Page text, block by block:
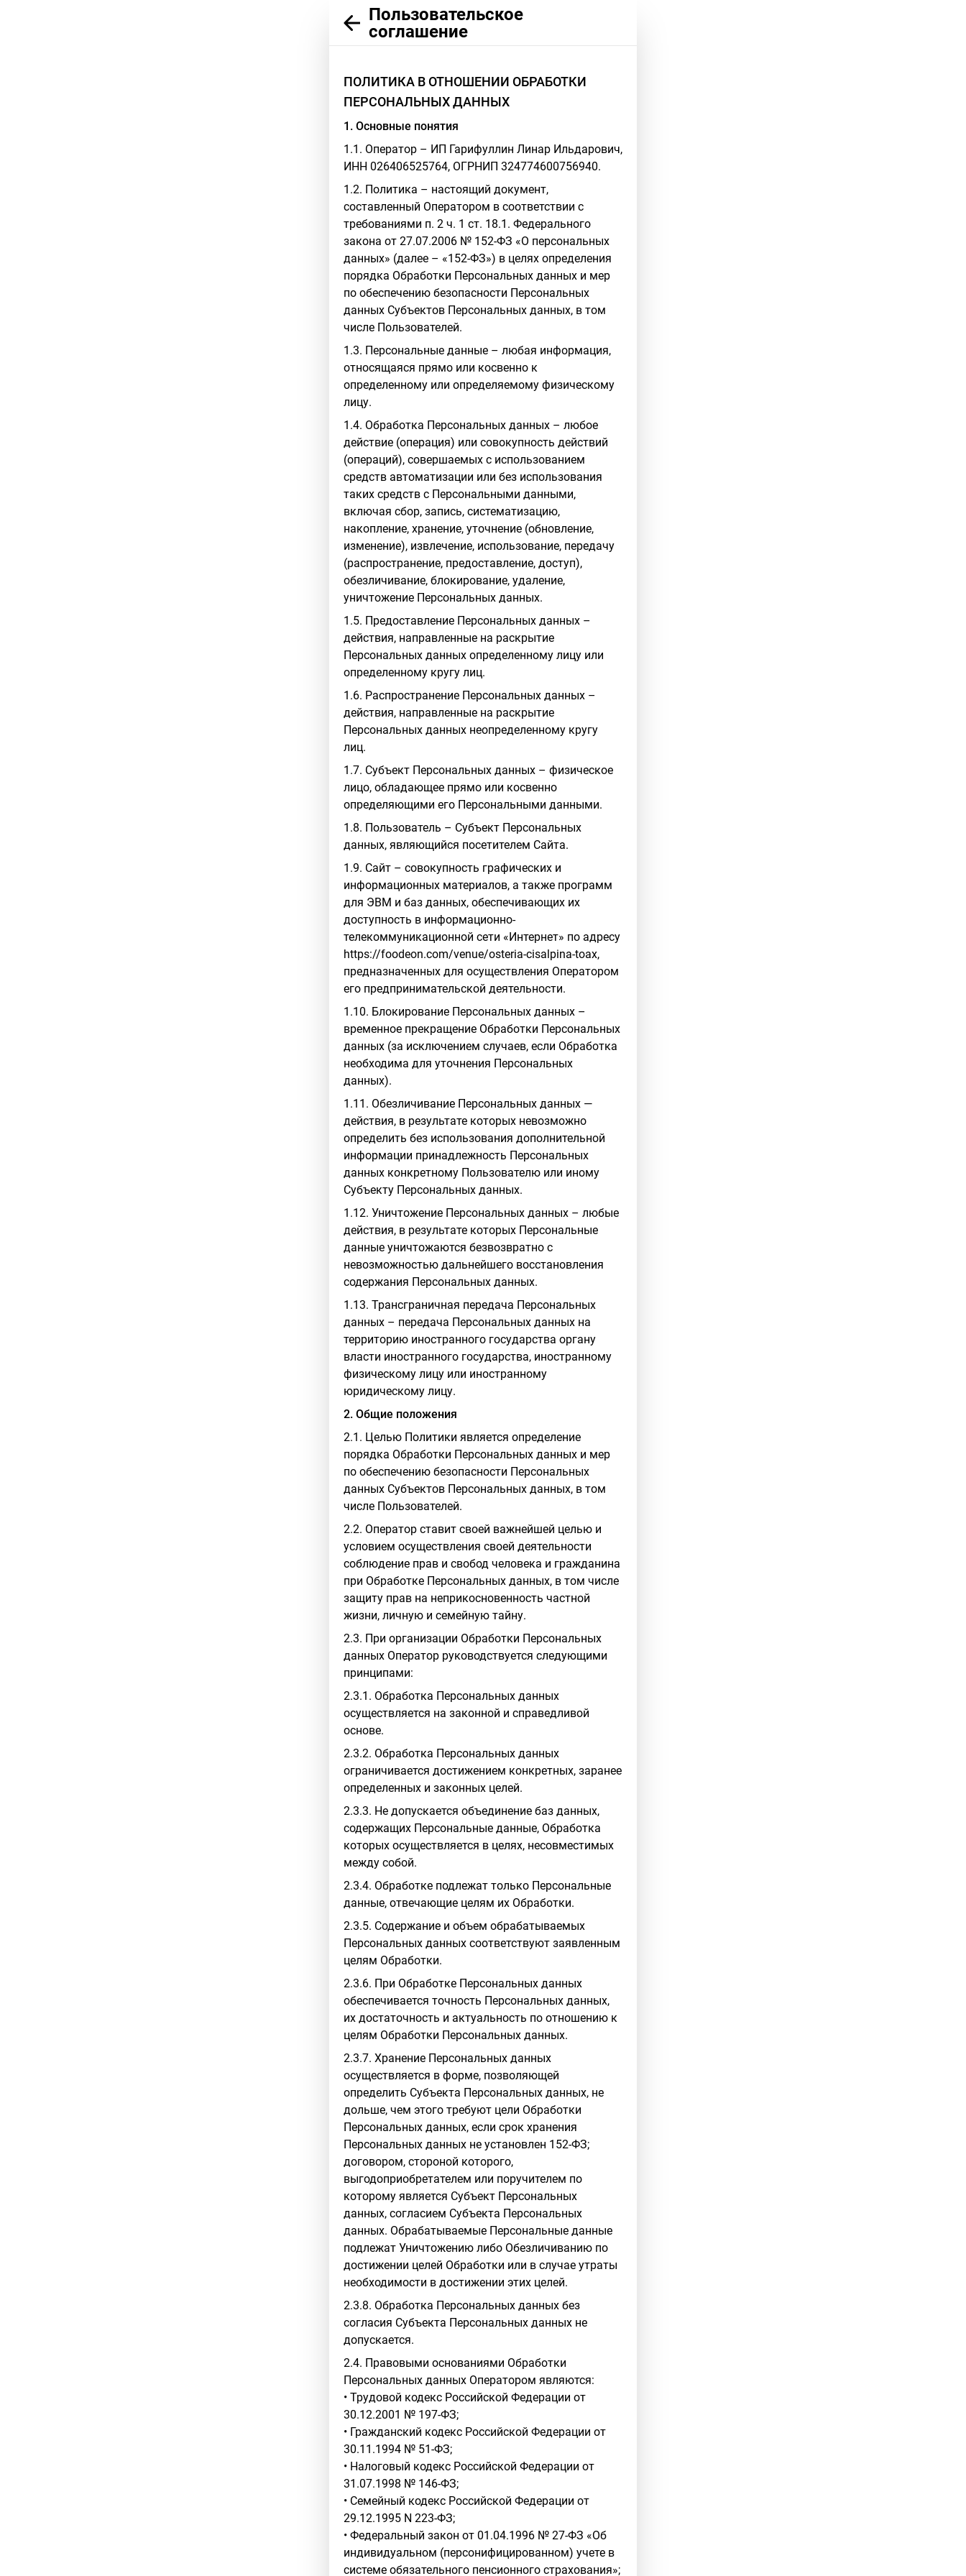
Пользовательское
соглашение
ПОЛИТИКА В ОТНОШЕНИИ ОБРАБОТКИ
ПЕРСОНАЛЬНЫХ ДАННЫХ
1. Основные понятия
1.1. Оператор – ИП Гарифуллин Линар Ильдарович,
ИНН 026406525764, ОГРНИП 324774600756940.
1.2. Политика – настоящий документ,
составленный Оператором в соответствии с
требованиями п. 2 ч. 1 ст. 18.1. Федерального
закона от 27.07.2006 № 152-ФЗ «О персональных
данных» (далее – «152-ФЗ») в целях определения
порядка Обработки Персональных данных и мер
по обеспечению безопасности Персональных
данных Субъектов Персональных данных, в том
числе Пользователей.
1.3. Персональные данные – любая информация,
относящаяся прямо или косвенно к
определенному или определяемому физическому
лицу.
1.4. Обработка Персональных данных – любое
действие (операция) или совокупность действий
(операций), совершаемых с использованием
средств автоматизации или без использования
таких средств с Персональными данными,
включая сбор, запись, систематизацию,
накопление, хранение, уточнение (обновление,
изменение), извлечение, использование, передачу
(распространение, предоставление, доступ),
обезличивание, блокирование, удаление,
уничтожение Персональных данных.
1.5. Предоставление Персональных данных –
действия, направленные на раскрытие
Персональных данных определенному лицу или
определенному кругу лиц.
1.6. Распространение Персональных данных –
действия, направленные на раскрытие
Персональных данных неопределенному кругу
лиц.
1.7. Субъект Персональных данных – физическое
лицо, обладающее прямо или косвенно
определяющими его Персональными данными.
1.8. Пользователь – Субъект Персональных
данных, являющийся посетителем Сайта.
1.9. Сайт – совокупность графических и
информационных материалов, а также программ
для ЭВМ и баз данных, обеспечивающих их
доступность в информационно-
телекоммуникационной сети «Интернет» по адресу
https://foodeon.com/venue/osteria-cisalpina-toax,
предназначенных для осуществления Оператором
его предпринимательской деятельности.
1.10. Блокирование Персональных данных –
временное прекращение Обработки Персональных
данных (за исключением случаев, если Обработка
необходима для уточнения Персональных
данных).
1.11. Обезличивание Персональных данных —
действия, в результате которых невозможно
определить без использования дополнительной
информации принадлежность Персональных
данных конкретному Пользователю или иному
Субъекту Персональных данных.
1.12. Уничтожение Персональных данных – любые
действия, в результате которых Персональные
данные уничтожаются безвозвратно с
невозможностью дальнейшего восстановления
содержания Персональных данных.
1.13. Трансграничная передача Персональных
данных – передача Персональных данных на
территорию иностранного государства органу
власти иностранного государства, иностранному
физическому лицу или иностранному
юридическому лицу.
2. Общие положения
2.1. Целью Политики является определение
порядка Обработки Персональных данных и мер
по обеспечению безопасности Персональных
данных Субъектов Персональных данных, в том
числе Пользователей.
2.2. Оператор ставит своей важнейшей целью и
условием осуществления своей деятельности
соблюдение прав и свобод человека и гражданина
при Обработке Персональных данных, в том числе
защиту прав на неприкосновенность частной
жизни, личную и семейную тайну.
2.3. При организации Обработки Персональных
данных Оператор руководствуется следующими
принципами:
2.3.1. Обработка Персональных данных
осуществляется на законной и справедливой
основе.
2.3.2. Обработка Персональных данных
ограничивается достижением конкретных, заранее
определенных и законных целей.
2.3.3. Не допускается объединение баз данных,
содержащих Персональные данные, Обработка
которых осуществляется в целях, несовместимых
между собой.
2.3.4. Обработке подлежат только Персональные
данные, отвечающие целям их Обработки.
2.3.5. Содержание и объем обрабатываемых
Персональных данных соответствуют заявленным
целям Обработки.
2.3.6. При Обработке Персональных данных
обеспечивается точность Персональных данных,
их достаточность и актуальность по отношению к
целям Обработки Персональных данных.
2.3.7. Хранение Персональных данных
осуществляется в форме, позволяющей
определить Субъекта Персональных данных, не
дольше, чем этого требуют цели Обработки
Персональных данных, если срок хранения
Персональных данных не установлен 152-ФЗ;
договором, стороной которого,
выгодоприобретателем или поручителем по
которому является Субъект Персональных
данных, согласием Субъекта Персональных
данных. Обрабатываемые Персональные данные
подлежат Уничтожению либо Обезличиванию по
достижении целей Обработки или в случае утраты
необходимости в достижении этих целей.
2.3.8. Обработка Персональных данных без
согласия Субъекта Персональных данных не
допускается.
2.4. Правовыми основаниями Обработки
Персональных данных Оператором являются:
• Трудовой кодекс Российской Федерации от
30.12.2001 № 197-ФЗ;
• Гражданский кодекс Российской Федерации от
30.11.1994 № 51-ФЗ;
• Налоговый кодекс Российской Федерации от
31.07.1998 № 146-ФЗ;
• Семейный кодекс Российской Федерации от
29.12.1995 N 223-ФЗ;
• Федеральный закон от 01.04.1996 № 27-ФЗ «Об
индивидуальном (персонифицированном) учете в
системе обязательного пенсионного страхования»;